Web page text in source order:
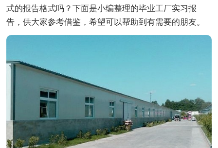
式的报告格式吗？下面是小编整理的毕业工厂实习报
告，供大家参考借鉴，希望可以帮助到有需要的朋友。